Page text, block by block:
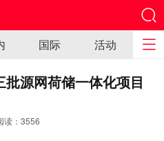
国际 活动
源网荷储一体化项目
： 3556